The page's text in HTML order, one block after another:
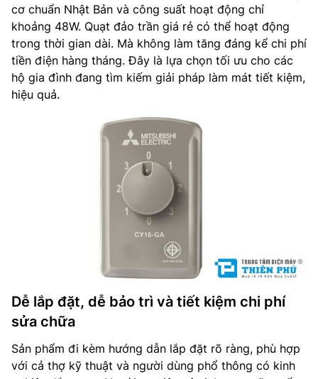
cơ chuẩn Nhật Bản và công suất hoạt động chỉ
khoảng 48W. Quạt đảo trần giá rẻ có thể hoạt động
trong thời gian dài. Mà không làm tăng đáng kể chi phí
tiền điện hàng tháng. Đây là lựa chọn tối ưu cho các
hộ gia đình đang tìm kiếm giải pháp làm mát tiết kiệm,
hiệu quả.
Dễ lắp đặt, dễ bảo trì và tiết kiệm chi phí
sửa chữa
Sản phẩm đi kèm hướng dẫn lắp đặt rõ ràng, phù hợp
với cả thợ kỹ thuật và người dùng phổ thông có kinh